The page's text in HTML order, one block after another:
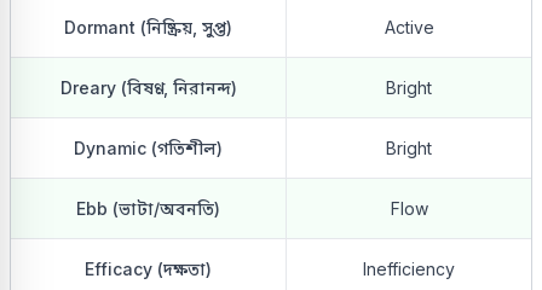
Dormant (নিষ্ক্রিয়, সুপ্ত) Active
Dreary (বিষণ্ণ, নিরানন্দ) Bright
Dynamic (গতিশীল) Bright
Ebb (ভাটা/অবনতি) Flow
Efficacy (দক্ষতা) Inefficiency